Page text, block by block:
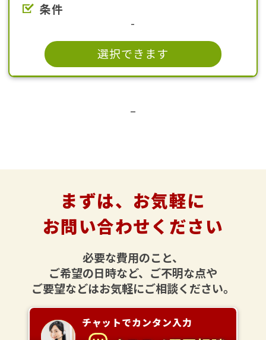
条件
-
選択できます
–
まずは、お気軽に
お問い合わせください
必要な費用のこと、
ご希望の日時など、ご不明な点や
ご要望などはお気軽にご相談ください。
チャットでカンタン入力